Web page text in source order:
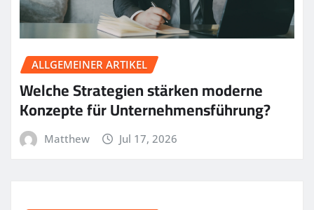
ALLGEMEINER ARTIKEL
Welche Strategien stärken moderne
Konzepte für Unternehmensführung?
Matthew Jul 17, 2026